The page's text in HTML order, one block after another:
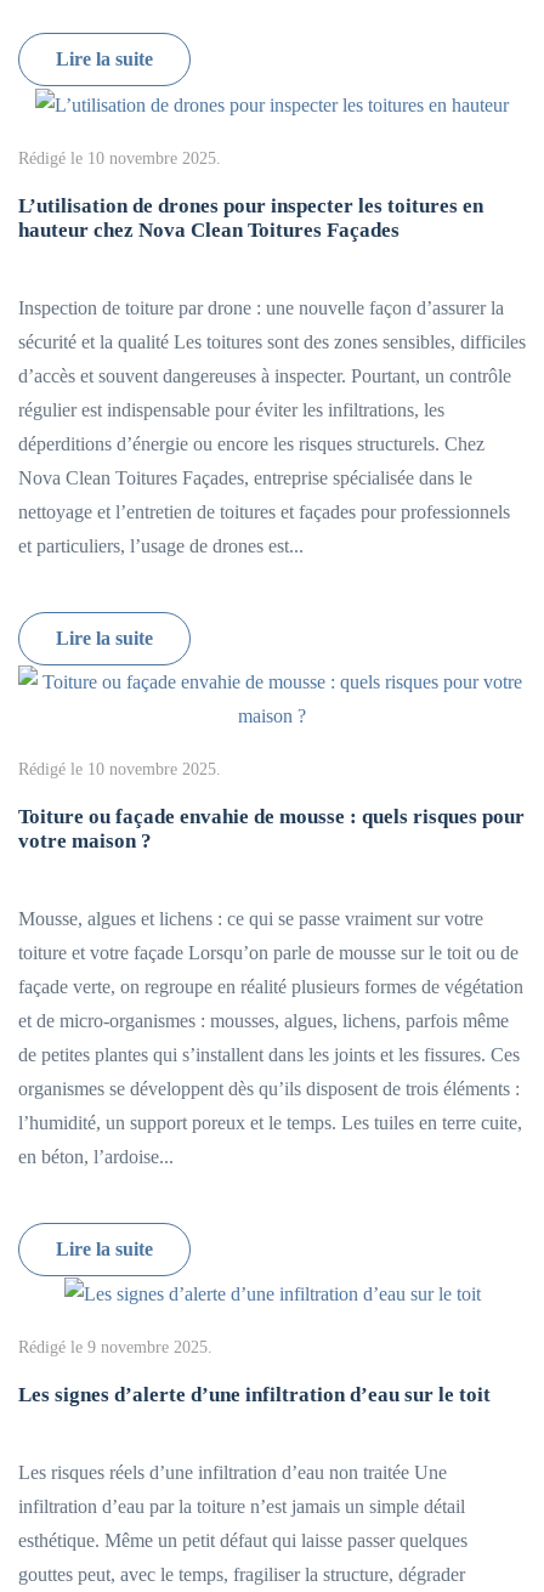
Lire la suite
Rédigé le 10 novembre 2025
L’utilisation de drones pour inspecter les toitures en
hauteur chez Nova Clean Toitures Façades
Inspection de toiture par drone : une nouvelle façon d’assurer la
sécurité et la qualité Les toitures sont des zones sensibles, difficiles
d’accès et souvent dangereuses à inspecter. Pourtant, un contrôle
régulier est indispensable pour éviter les infiltrations, les
déperditions d’énergie ou encore les risques structurels. Chez
Nova Clean Toitures Façades, entreprise spécialisée dans le
nettoyage et l’entretien de toitures et façades pour professionnels
et particuliers, l’usage de drones est...
Lire la suite
Rédigé le 10 novembre 2025
Toiture ou façade envahie de mousse : quels risques pour
votre maison ?
Mousse, algues et lichens : ce qui se passe vraiment sur votre
toiture et votre façade Lorsqu’on parle de mousse sur le toit ou de
façade verte, on regroupe en réalité plusieurs formes de végétation
et de micro-organismes : mousses, algues, lichens, parfois même
de petites plantes qui s’installent dans les joints et les fissures. Ces
organismes se développent dès qu’ils disposent de trois éléments :
l’humidité, un support poreux et le temps. Les tuiles en terre cuite,
en béton, l’ardoise...
Lire la suite
Rédigé le 9 novembre 2025
Les signes d’alerte d’une infiltration d’eau sur le toit
Les risques réels d’une infiltration d’eau non traitée Une
infiltration d’eau par la toiture n’est jamais un simple détail
esthétique. Même un petit défaut qui laisse passer quelques
gouttes peut, avec le temps, fragiliser la structure, dégrader